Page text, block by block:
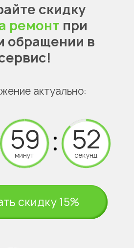
скидку
ремонт при
обращении в
актуально:
минут секунд
скидку 15%